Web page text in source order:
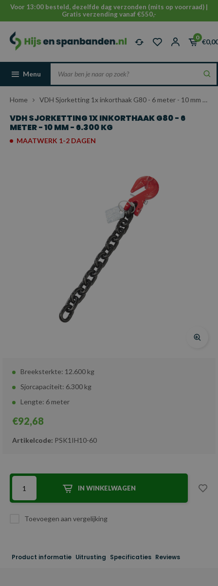
Voor 13:00 besteld, dezelfde dag verzonden (mits op voorraad) |
Gratis verzending vanaf €550,-
0
Menu
Home VDH Sjorketting 1x inkorthaak G80 - 6 meter - 10 mm - 6.300 kg
VDH SJORKETTING 1X INKORTHAAK G80 - 6
METER - 10 MM - 6.300 KG
MAATWERK 1-2 DAGEN
Breeksterkte: 12.600 kg
Sjorcapaciteit: 6.300 kg
Lengte: 6 meter
€92,68
Artikelcode: PSK1IH10-60
IN WINKELWAGEN
Toevoegen aan vergelijking
Product informatie Uitrusting Specificaties Reviews